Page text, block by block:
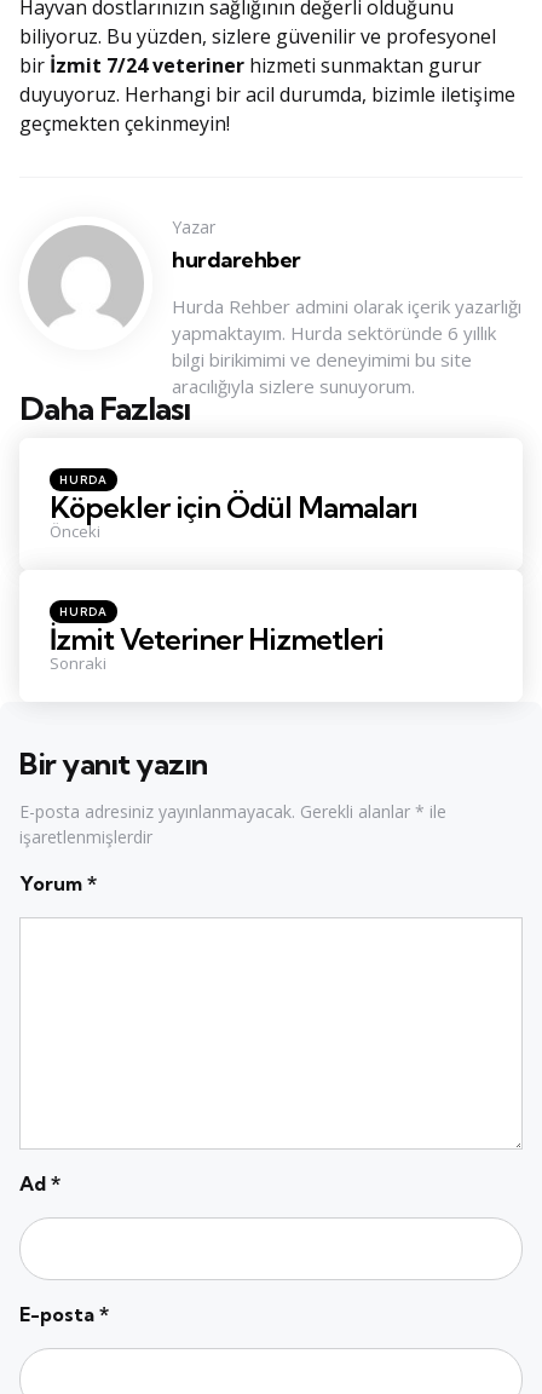
Hayvan dostlarınızın sağlığının değerli olduğunu
biliyoruz. Bu yüzden, sizlere güvenilir ve profesyonel
bir İzmit 7/24 veteriner hizmeti sunmaktan gurur
duyuyoruz. Herhangi bir acil durumda, bizimle iletişime
geçmekten çekinmeyin!
Yazar
hurdarehber
Hurda Rehber admini olarak içerik yazarlığı
yapmaktayım. Hurda sektöründe 6 yıllık
bilgi birikimimi ve deneyimimi bu site
aracılığıyla sizlere sunuyorum.
Daha Fazlası
Konu
Posted
in
HURDA
Köpekler için Ödül Mamaları
Önceki
Posted
in
HURDA
İzmit Veteriner Hizmetleri
Sonraki
Bir yanıt yazın
E-posta adresiniz yayınlanmayacak. Gerekli alanlar * ile
işaretlenmişlerdir
Yorum *
Ad *
E-posta *